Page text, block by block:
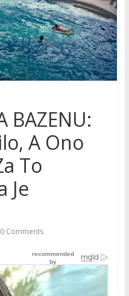
BAZENU:
A Ono
To
Je
0 Comments